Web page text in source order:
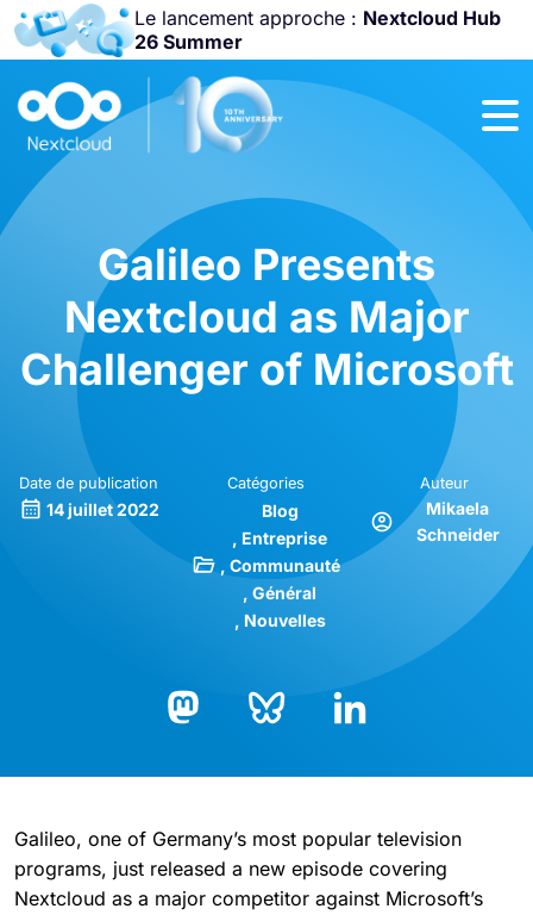
Le lancement approche : Nextcloud Hub
26 Summer
Rejoignez-nous
Community
Conference
Galileo Presents
Nextcloud as Major
Challenger of Microsoft
Date de publication
14 juillet 2022
Catégories
Blog
Entreprise
Communauté
Général
Nouvelles
Auteur
Mikaela
Schneider
Galileo, one of Germany’s most popular television
programs, just released a new episode covering
Nextcloud as a major competitor against Microsoft’s